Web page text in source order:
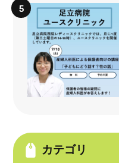
カテゴリ